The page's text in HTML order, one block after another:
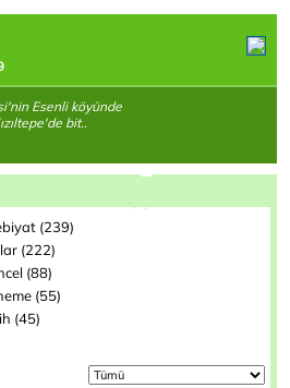
Esenli köyünde
bit..
(239)
(222)
(88)
(55)
(45)